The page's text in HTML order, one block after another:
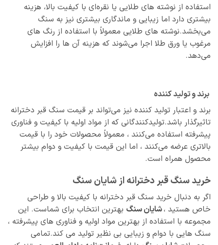
استفاده از نوشته‌ های طلایی یا نقره‌ای با کیفیت بالا، هزینه
بیشتری دارد اما زیبایی و ماندگاری بیشتری نیز به سنگ
می‌بخشد.نوشته‌ های طلایی معمولاً با استفاده از رنگ‌ های
مرغوب یا ورق طلا اجرا می‌شوند که هزینه آن‌ ها را افزایش
می‌دهد.
برند و تولید کننده
برند و اعتبار تولید کننده نیز می‌تواند بر قیمت سنگ قبر دخترانه
تاثیرگذار باشد.تولیدکنندگانی که از مواد اولیه با کیفیت و فناوری
پیشرفته استفاده می‌کنند ، معمولاً محصولات خود را با قیمت
بالاتری عرضه می‌کنند ، اما این قیمت با کیفیت و دوام بیشتر
محصول همراه است.
خرید سنگ قبر دخترانه از شایان سنگ
اگر به دنبال خرید سنگ قبر دخترانه با کیفیت بالا و طراحی
خاص هستید ،شایان سنگبهترین انتخاب برای شماست. این
مجموعه با استفاده از بهترین مواد اولیه و فناوری‌ های پیشرفته ،
سنگ‌ هایی با دوام و زیبایی بی‌ نظیر تولید می‌ کند.تمامی